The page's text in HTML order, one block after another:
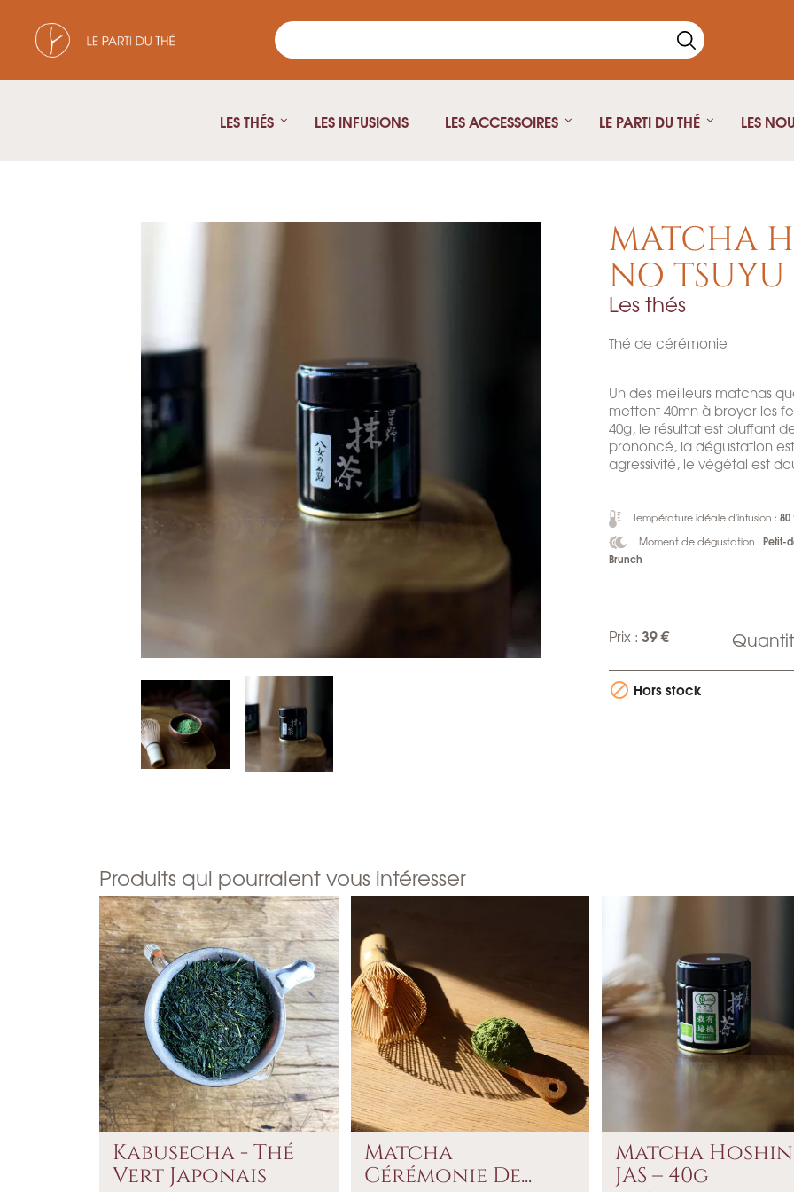
LES THÉS
Thé vert
LES INFUSIONS LES ACCESSOIRES
Théière isotherme
LE PARTI DU THÉ LES
MATCHA
NO
Les thés
Thé de cérémonie
Un des meilleurs matchas
mettent 40mn à broyer les
40g, le résultat est bluffant
prononcé, la dégustation
agressivité, le végétal est
Température idéale d'infusion : 80
Moment de dégustation : Petit-
Brunch
Prix : 39 €
 Hors stock
Produits qui pourraient vous intéresser
Kabusecha - Thé
Vert Japonais
Matcha
Cérémonie De...
Matcha
JAS – 40g